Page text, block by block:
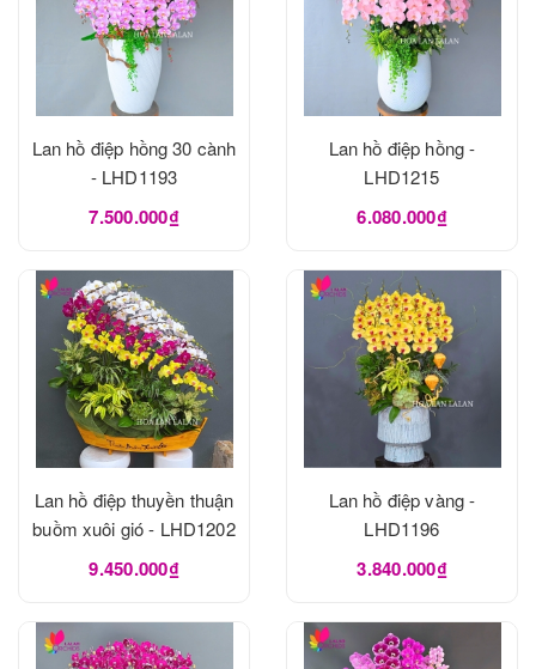
Lan hồ điệp hồng 30 cành
- LHD1193
7.500.000₫
Lan hồ điệp hồng -
LHD1215
6.080.000₫
Lan hồ điệp thuyền thuận
buồm xuôi gió - LHD1202
9.450.000₫
Lan hồ điệp vàng -
LHD1196
3.840.000₫